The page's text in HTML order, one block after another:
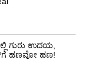
ಕ್ರಿಕೆಟ್